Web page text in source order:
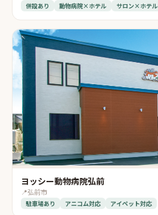
併設あり 動物病院×ホテル サロン×ホテル
ヨッシー動物病院弘前
📍弘前市
駐車場あり アニコム対応 アイペット対応